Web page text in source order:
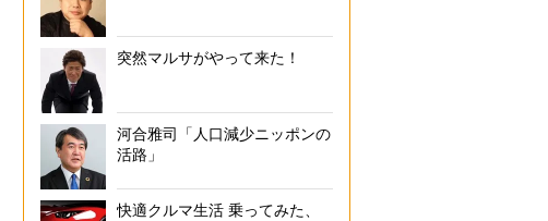
突然マルサがやって来た！
河合雅司「人口減少ニッポンの
活路」
快適クルマ生活 乗ってみた、